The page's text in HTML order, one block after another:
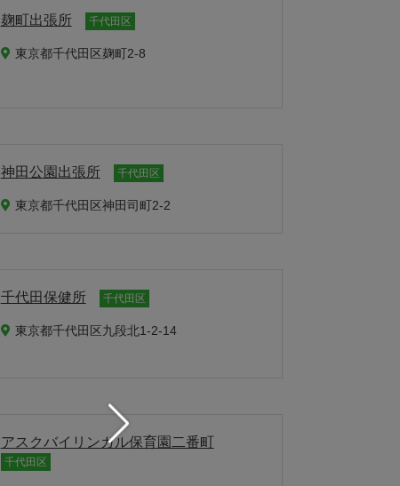
麹町出張所 千代田区
東京都千代田区麹町2-8
神田公園出張所 千代田区
東京都千代田区神田司町2-2
千代田保健所 千代田区
東京都千代田区九段北1-2-14
アスクバイリンガル保育園二番町
千代田区